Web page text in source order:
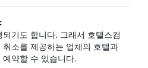
기도 합니다. ​그래서 호텔스컴
소를 제공하는 업체의 호텔과
약할 수 있습니다.